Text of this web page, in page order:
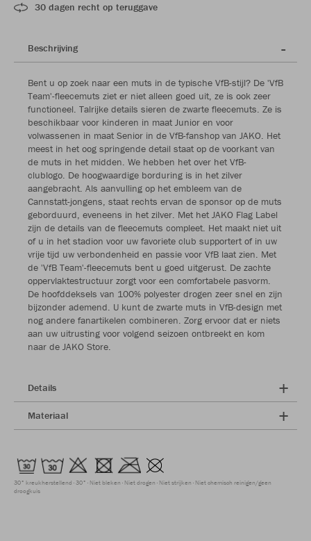
30 dagen recht op teruggave
Beschrijving
Bent u op zoek naar een muts in de typische VfB-stijl? De 'VfB
Team'-fleecemuts ziet er niet alleen goed uit, ze is ook zeer
functioneel. Talrijke details sieren de zwarte fleecemuts. Ze is
beschikbaar voor kinderen in maat Junior en voor
volwassenen in maat Senior in de VfB-fanshop van JAKO. Het
meest in het oog springende detail staat op de voorkant van
de muts in het midden. We hebben het over het VfB-
clublogo. De hoogwaardige borduring is in het zilver
aangebracht. Als aanvulling op het embleem van de
Cannstatt-jongens, staat rechts ervan de sponsor op de muts
geborduurd, eveneens in het zilver. Met het JAKO Flag Label
zijn de details van de fleecemuts compleet. Het maakt niet uit
of u in het stadion voor uw favoriete club supportert of in uw
vrije tijd uw verbondenheid en passie voor VfB laat zien. Met
de 'VfB Team'-fleecemuts bent u goed uitgerust. De zachte
oppervlaktestructuur zorgt voor een comfortabele pasvorm.
De hoofddeksels van 100% polyester drogen zeer snel en zijn
bijzonder ademend. U kunt de zwarte muts in VfB-design met
nog andere fanartikelen combineren. Zorg ervoor dat er niets
aan uw uitrusting voor volgend seizoen ontbreekt en kom
naar de JAKO Store.
Details
Materiaal
30° kreukherstellend 30° Niet bleken Niet drogen Niet strijken Niet chemisch reinigen/geen
droogkuis